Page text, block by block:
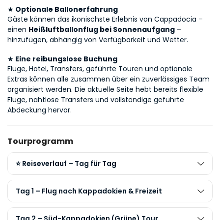
★ Optionale Ballonerfahrung
Gäste können das ikonischste Erlebnis von Cappadocia –
einen Heißluftballonflug bei Sonnenaufgang –
hinzufügen, abhängig von Verfügbarkeit und Wetter.
★ Eine reibungslose Buchung
Flüge, Hotel, Transfers, geführte Touren und optionale
Extras können alle zusammen über ein zuverlässiges Team
organisiert werden. Die aktuelle Seite hebt bereits flexible
Flüge, nahtlose Transfers und vollständige geführte
Abdeckung hervor.
Tourprogramm
⭐ Reiseverlauf – Tag für Tag
Tag 1 – Flug nach Kappadokien & Freizeit